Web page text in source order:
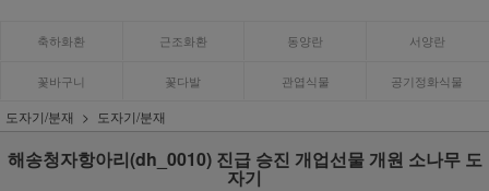
축하화환 근조화환 동양란 서양란
꽃바구니 꽃다발 관엽식물 공기정화식물
도자기/분재 도자기/분재
해송청자항아리(dh_0010) 진급 승진 개업선물 개원 소나무 도
자기